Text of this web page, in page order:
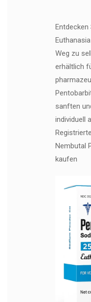
Weg zu
erhältlich
sanften
individuell
Nembutal
kaufen